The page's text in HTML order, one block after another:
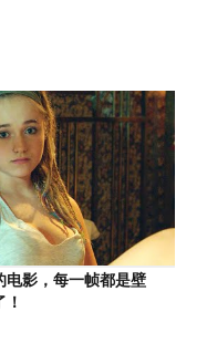
电影，每一帧都是壁